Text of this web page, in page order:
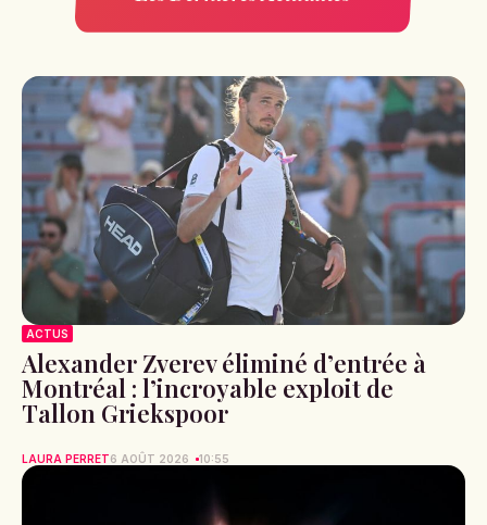
ACTUS
Alexander Zverev éliminé d’entrée à
Montréal : l’incroyable exploit de
Tallon Griekspoor
LAURA PERRET6 AOÛT 2026 10:55